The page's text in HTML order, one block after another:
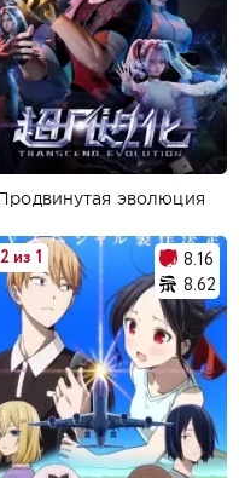
Продвинутая эволюция
2 из 1
8.16
8.62